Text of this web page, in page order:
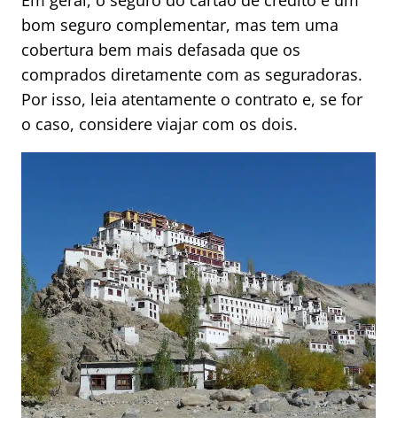
bom seguro complementar, mas tem uma
cobertura bem mais defasada que os
comprados diretamente com as seguradoras.
Por isso, leia atentamente o contrato e, se for
o caso, considere viajar com os dois.